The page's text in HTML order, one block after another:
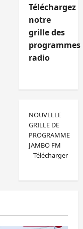
Téléchargez
notre
grille des
programmes
radio
NOUVELLE
GRILLE DE
PROGRAMME
JAMBO FM
Télécharger